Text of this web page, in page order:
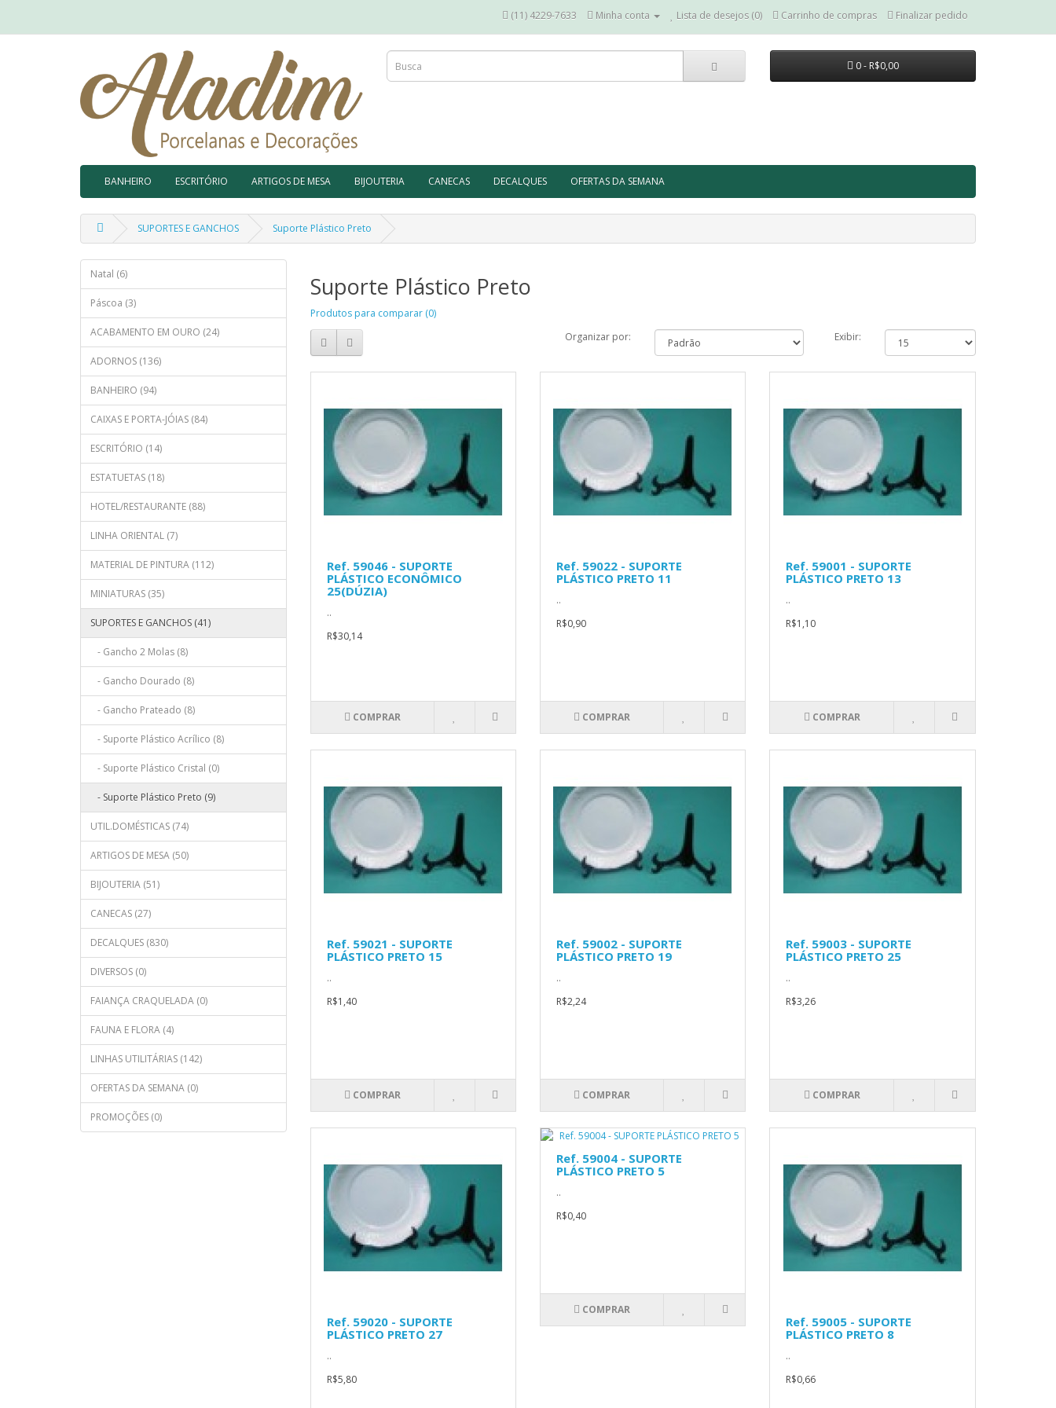
(11) 4229-7633 Minha conta Lista de desejos (0) Carrinho de compras Finalizar pedido
0 - R$0,00
BANHEIRO ESCRITÓRIO ARTIGOS DE MESA BIJOUTERIA CANECAS DECALQUES OFERTAS DA SEMANA
SUPORTES E GANCHOS Suporte Plástico Preto
Natal (6)
Páscoa (3)
ACABAMENTO EM OURO (24)
ADORNOS (136)
BANHEIRO (94)
CAIXAS E PORTA-JÓIAS (84)
ESCRITÓRIO (14)
ESTATUETAS (18)
HOTEL/RESTAURANTE (88)
LINHA ORIENTAL (7)
MATERIAL DE PINTURA (112)
MINIATURAS (35)
SUPORTES E GANCHOS (41)
- Gancho 2 Molas (8)
- Gancho Dourado (8)
- Gancho Prateado (8)
- Suporte Plástico Acrílico (8)
- Suporte Plástico Cristal (0)
- Suporte Plástico Preto (9)
UTIL.DOMÉSTICAS (74)
ARTIGOS DE MESA (50)
BIJOUTERIA (51)
CANECAS (27)
DECALQUES (830)
DIVERSOS (0)
FAIANÇA CRAQUELADA (0)
FAUNA E FLORA (4)
LINHAS UTILITÁRIAS (142)
OFERTAS DA SEMANA (0)
PROMOÇÕES (0)
Suporte Plástico Preto
Produtos para comparar (0)
Organizar por:
Exibir:
Ref. 59046 - SUPORTE
PLÁSTICO ECONÔMICO
25(DÚZIA)
..
R$30,14
COMPRAR
Ref. 59022 - SUPORTE
PLÁSTICO PRETO 11
..
R$0,90
COMPRAR
Ref. 59001 - SUPORTE
PLÁSTICO PRETO 13
..
R$1,10
COMPRAR
Ref. 59021 - SUPORTE
PLÁSTICO PRETO 15
..
R$1,40
COMPRAR
Ref. 59002 - SUPORTE
PLÁSTICO PRETO 19
..
R$2,24
COMPRAR
Ref. 59003 - SUPORTE
PLÁSTICO PRETO 25
..
R$3,26
COMPRAR
Ref. 59020 - SUPORTE
PLÁSTICO PRETO 27
..
R$5,80
Ref. 59004 - SUPORTE
PLÁSTICO PRETO 5
..
R$0,40
COMPRAR
Ref. 59005 - SUPORTE
PLÁSTICO PRETO 8
..
R$0,66